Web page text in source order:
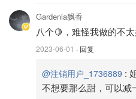
美味解渴的柠檬水就做好啦
Gardenia飘香
八个🍋，难怪我做的不
2023-06-01 · 回复
@注销用户_1736889 :
不想要那么甜，可以减